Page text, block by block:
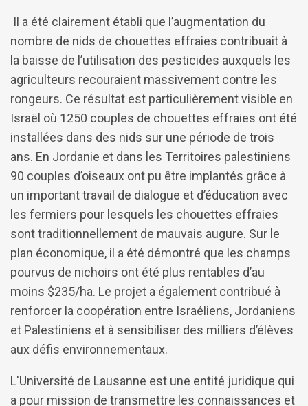
Il a été clairement établi que l’augmentation du
nombre de nids de chouettes effraies contribuait à
la baisse de l’utilisation des pesticides auxquels les
agriculteurs recouraient massivement contre les
rongeurs. Ce résultat est particulièrement visible en
Israël où 1250 couples de chouettes effraies ont été
installées dans des nids sur une période de trois
ans. En Jordanie et dans les Territoires palestiniens
90 couples d’oiseaux ont pu être implantés grâce à
un important travail de dialogue et d’éducation avec
les fermiers pour lesquels les chouettes effraies
sont traditionnellement de mauvais augure. Sur le
plan économique, il a été démontré que les champs
pourvus de nichoirs ont été plus rentables d’au
moins $235/ha. Le projet a également contribué à
renforcer la coopération entre Israéliens, Jordaniens
et Palestiniens et à sensibiliser des milliers d’élèves
aux défis environnementaux.
L'Université de Lausanne est une entité juridique qui
a pour mission de transmettre les connaissances et